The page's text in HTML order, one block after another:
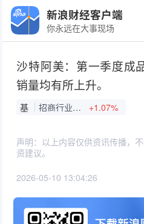
新浪财经客户端
你永远在大事现场
沙特阿美：第一季度成
销量均有所上升。
基 招商行业精选股票 +1.07%
声明：以上内容仅供资讯传播，
资建议。
2026-05-10 13:04:26